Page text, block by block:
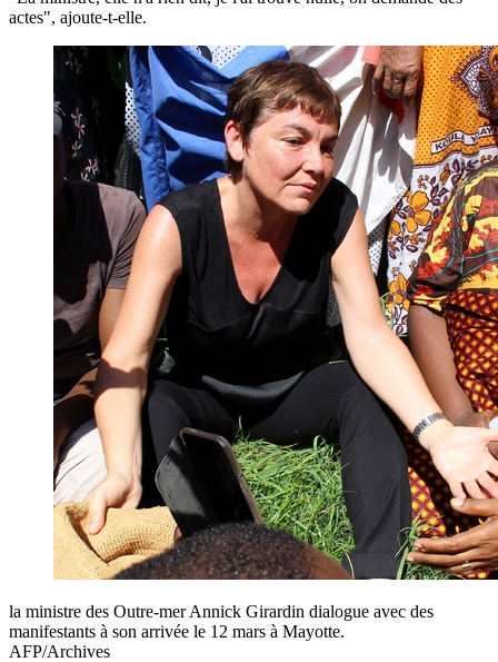
actes", ajoute-t-elle.
la ministre des Outre-mer Annick Girardin dialogue avec des
manifestants à son arrivée le 12 mars à Mayotte.
AFP/Archives